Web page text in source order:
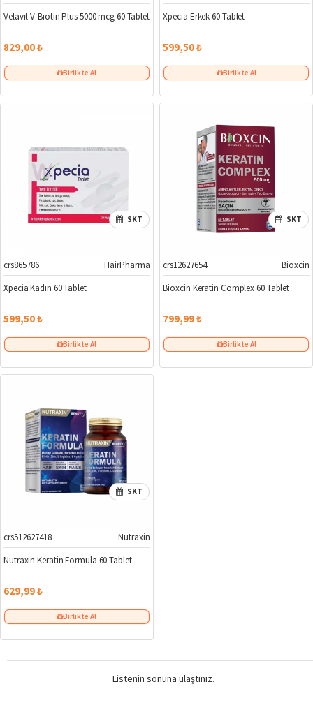
Velavit V-Biotin Plus 5000 mcg 60 Tablet
829,00 ₺
Birlikte Al
Xpecia Erkek 60 Tablet
599,50 ₺
Birlikte Al
SKT
crs865786
HairPharma
Xpecia Kadın 60 Tablet
599,50 ₺
Birlikte Al
SKT
crs12627654
Bioxcin
Bioxcin Keratin Complex 60 Tablet
799,99 ₺
Birlikte Al
SKT
crs512627418
Nutraxin
Nutraxin Keratin Formula 60 Tablet
629,99 ₺
Birlikte Al
Listenin sonuna ulaştınız.